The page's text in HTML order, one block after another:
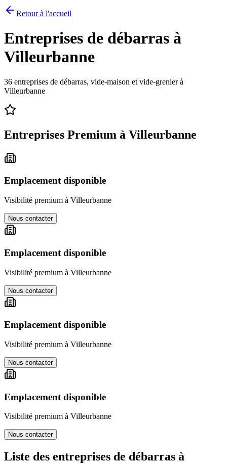
Retour à l'accueil
Entreprises de débarras à
Villeurbanne
36 entreprises de débarras, vide-maison et vide-grenier à
Villeurbanne
Entreprises Premium à Villeurbanne
Emplacement disponible
Visibilité premium à Villeurbanne
Nous contacter
Emplacement disponible
Visibilité premium à Villeurbanne
Nous contacter
Emplacement disponible
Visibilité premium à Villeurbanne
Nous contacter
Emplacement disponible
Visibilité premium à Villeurbanne
Nous contacter
Liste des entreprises de débarras à